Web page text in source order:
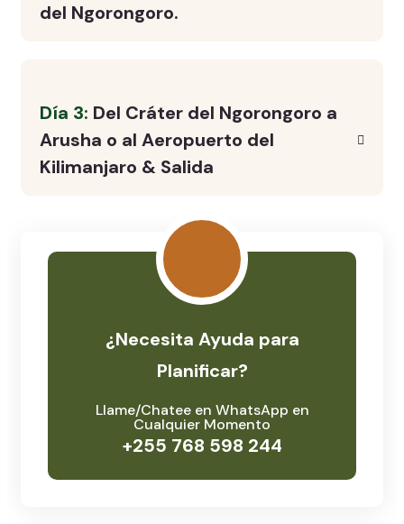
del Ngorongoro.
Día 3: Del Cráter del Ngorongoro a
Arusha o al Aeropuerto del
Kilimanjaro & Salida
¿Necesita Ayuda para
Planificar?
Llame/Chatee en WhatsApp en
Cualquier Momento
+255 768 598 244